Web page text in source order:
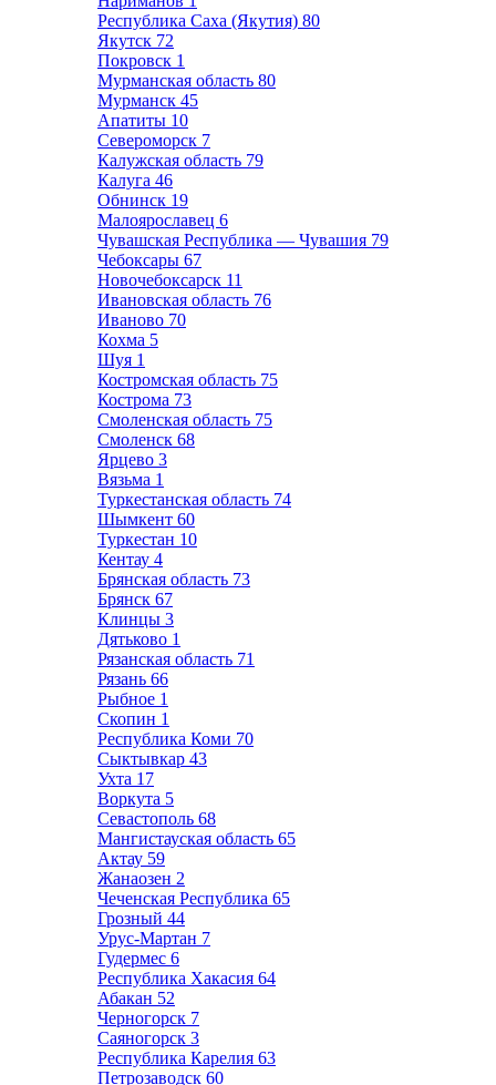
Республика Саха (Якутия) 80
Якутск 72
Покровск 1
Мурманская область 80
Мурманск 45
Апатиты 10
Североморск 7
Калужская область 79
Калуга 46
Обнинск 19
Малоярославец 6
Чувашская Республика — Чувашия 79
Чебоксары 67
Новочебоксарск 11
Ивановская область 76
Иваново 70
Кохма 5
Шуя 1
Костромская область 75
Кострома 73
Смоленская область 75
Смоленск 68
Ярцево 3
Вязьма 1
Туркестанская область 74
Шымкент 60
Туркестан 10
Кентау 4
Брянская область 73
Брянск 67
Клинцы 3
Дятьково 1
Рязанская область 71
Рязань 66
Рыбное 1
Скопин 1
Республика Коми 70
Сыктывкар 43
Ухта 17
Воркута 5
Севастополь 68
Мангистауская область 65
Актау 59
Жанаозен 2
Чеченская Республика 65
Грозный 44
Урус-Мартан 7
Гудермес 6
Республика Хакасия 64
Абакан 52
Черногорск 7
Саяногорск 3
Республика Карелия 63
Петрозаводск 60